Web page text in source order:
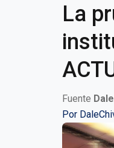
La
Fuente
Por